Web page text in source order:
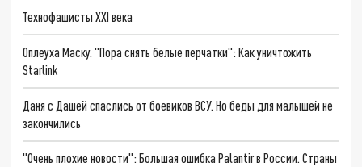
Технофашисты XXI века
Оплеуха Маску. "Пора снять белые перчатки": Как уничтожить
Starlink
Даня с Дашей спаслись от боевиков ВСУ. Но беды для малышей не
закончились
"Очень плохие новости": Большая ошибка Palantir в России. Страны